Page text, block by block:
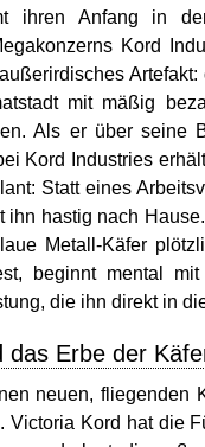
ihren Anfang in
Kord
mit mäßig
Als er über seine
Kord Industries
Statt eines
ihn hastig nach
Metall-Käfer
beginnt mental
die ihn direkt in
das Erbe der
neuen, fliegenden
Victoria Kord hat die